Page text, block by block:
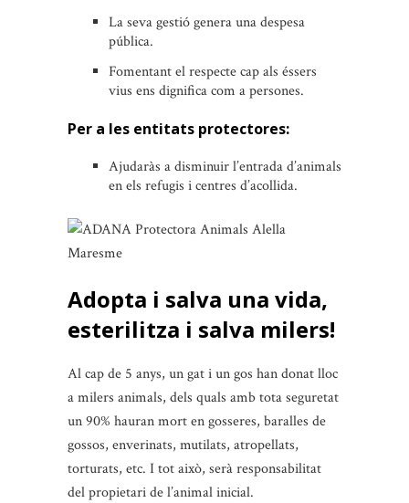
La seva gestió genera una despesa
pública.
Fomentant el respecte cap als éssers
vius ens dignifica com a persones.
Per a les entitats protectores:
Ajudaràs a disminuir l’entrada d’animals
en els refugis i centres d’acollida.
Adopta i salva una vida,
esterilitza i salva milers!
Al cap de 5 anys, un gat i un gos han donat lloc
a milers animals, dels quals amb tota seguretat
un 90% hauran mort en gosseres, baralles de
gossos, enverinats, mutilats, atropellats,
torturats, etc. I tot això, serà responsabilitat
del propietari de l’animal inicial.